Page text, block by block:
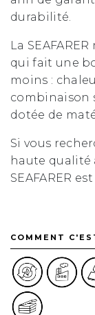
durabilité.
La
qui fait une
moins :
combinaison
dotée de
Si vous
haute qualité
SEAFARER
COMMENT